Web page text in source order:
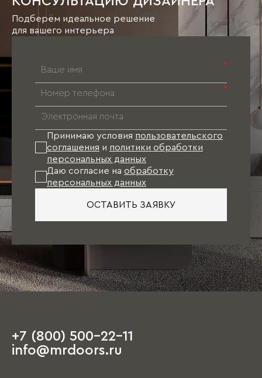
Подберём идеальное решение
для вашего интерьера
*
*
Принимаю условия пользовательского
соглашения и политики обработки
персональных данных
Даю согласие на обработку
персональных данных
ОСТАВИТЬ ЗАЯВКУ
+7 (800) 500-22-11
info@mrdoors.ru